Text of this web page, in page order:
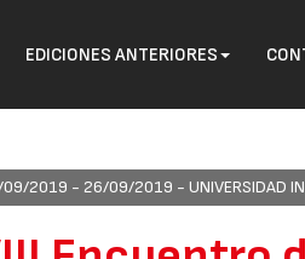
EDICIONES ANTERIORES
09/2019 - 26/09/2019 - UNIVERSIDAD